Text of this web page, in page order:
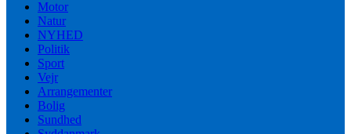
Motor
Natur
NYHED
Politik
Sport
Vejr
Arrangementer
Bolig
Sundhed